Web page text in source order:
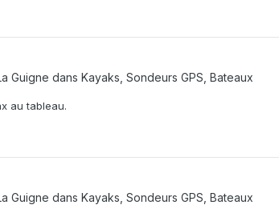
Guigne dans Kayaks, Sondeurs GPS, Bateaux
au tableau.
Guigne dans Kayaks, Sondeurs GPS, Bateaux